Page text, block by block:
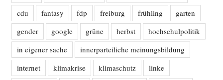
cdu
fantasy fdp freiburg frühling
garten
gender
google grüne herbst
hochschulpolitik
in eigener sache
innerparteiliche meinungsbildung
internet
klimakrise klimaschutz
linke